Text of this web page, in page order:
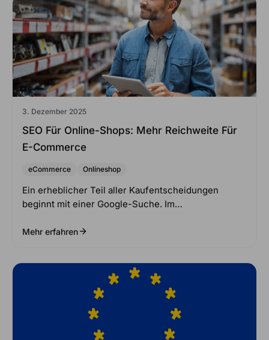
3. Dezember 2025
SEO Für Online-Shops: Mehr Reichweite Für
E-Commerce
eCommerce Onlineshop
Ein erheblicher Teil aller Kaufentscheidungen
beginnt mit einer Google-Suche. Im…
Mehr erfahren